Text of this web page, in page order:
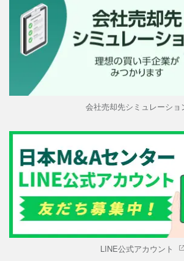
会社売却先シミュレーショ
LINE公式アカウント